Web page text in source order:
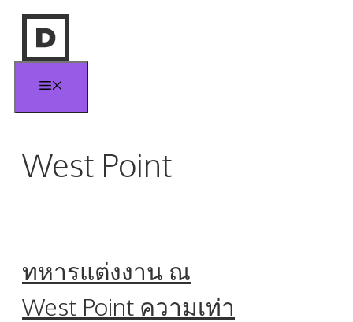
Skip
content
West Point
ทหารแต่งงาน ณ
West Point ความเท่า